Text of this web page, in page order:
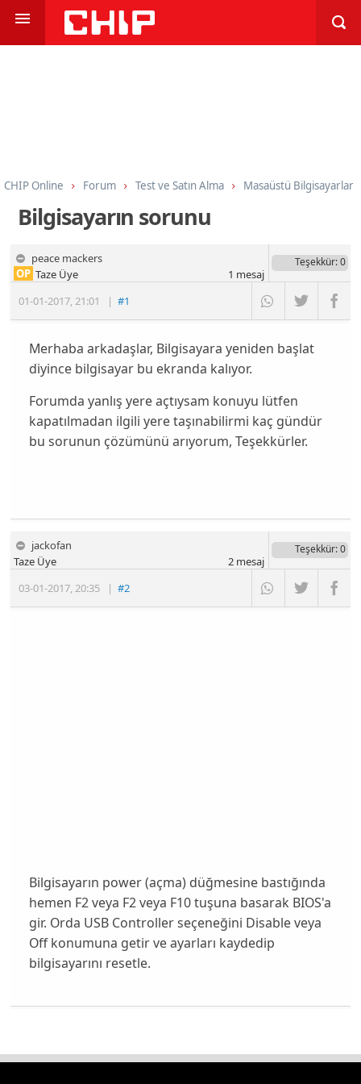
CHIP Online Forum Test ve Satın Alma Masaüstü Bilgisayarlar
Bilgisayarın sorunu
peace mackers
01-01-2017,21:01 |#1
OP Taze Üye
Teşekkür: 0
1 mesaj
Merhaba arkadaşlar, Bilgisayara yeniden başlat
diyince bilgisayar bu ekranda kalıyor.
Forumda yanlış yere açtıysam konuyu lütfen
kapatılmadan ilgili yere taşınabilirmi kaç gündür
bu sorunun çözümünü arıyorum, Teşekkürler.
jackofan
03-01-2017,20:35 |#2
Taze Üye
Teşekkür: 0
2mesaj
Bilgisayarın power (açma) düğmesine bastığında
hemen F2 veya F2 veya F10 tuşuna basarak BIOS'a
gir. Orda USB Controller seçeneğini Disable veya
Off konumuna getir ve ayarları kaydedip
bilgisayarını resetle.